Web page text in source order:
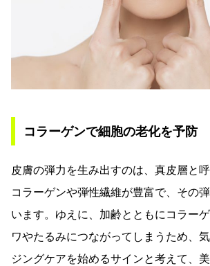
コラーゲンで細胞の老化を予防
皮膚の弾力を生み出すのは、真皮層と呼
コラーゲンや弾性繊維が豊富で、その
います。ゆえに、加齢とともにコラー
ワやたるみにつながってしまうため、
ジングケアを始めるサインと考えて、